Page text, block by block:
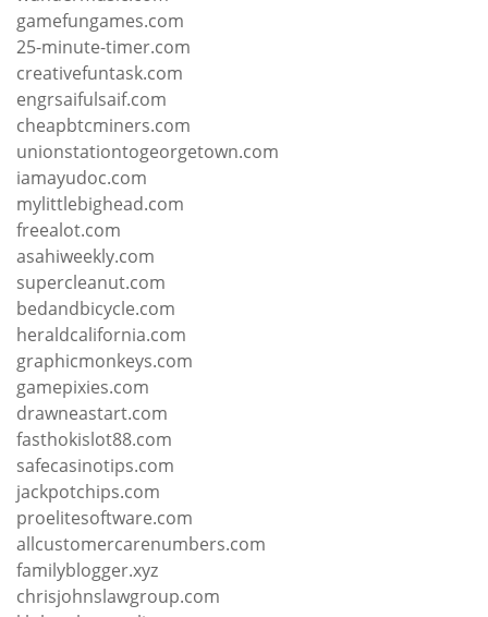
gamefungames.com
25-minute-timer.com
creativefuntask.com
engrsaifulsaif.com
cheapbtcminers.com
unionstationtogeorgetown.com
iamayudoc.com
mylittlebighead.com
freealot.com
asahiweekly.com
supercleanut.com
bedandbicycle.com
heraldcalifornia.com
graphicmonkeys.com
gamepixies.com
drawneastart.com
fasthokislot88.com
safecasinotips.com
jackpotchips.com
proelitesoftware.com
allcustomercarenumbers.com
familyblogger.xyz
chrisjohnslawgroup.com